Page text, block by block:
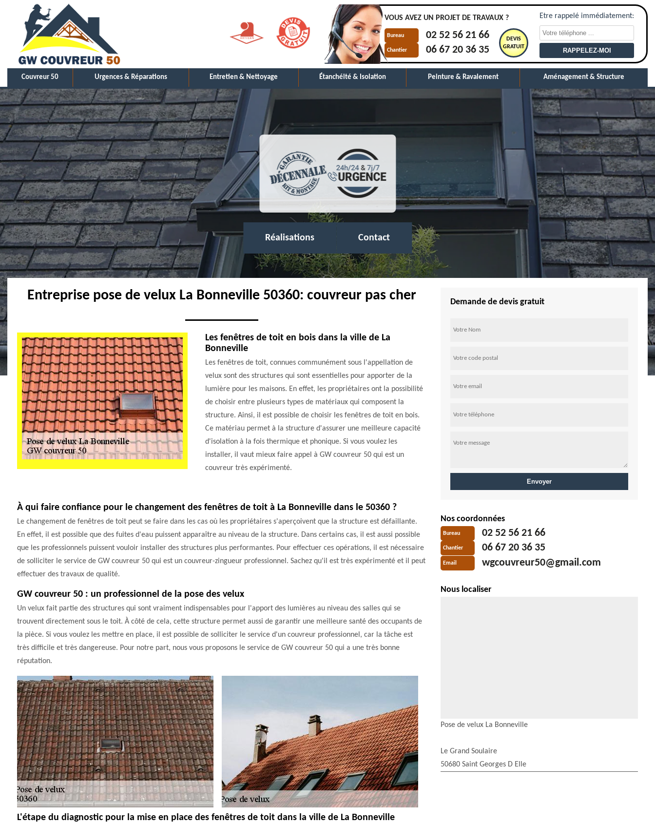
VOUS AVEZ UN PROJET DE TRAVAUX ?
Bureau 02 52 56 21 66
Chantier 06 67 20 36 35
DEVIS
GRATUIT
Etre rappelé immédiatement:
Couvreur 50 Urgences & Réparations Entretien & Nettoyage Étanchéité & Isolation Peinture & Ravalement Aménagement & Structure
Réalisations Contact
Entreprise pose de velux La Bonneville 50360: couvreur pas cher
Les fenêtres de toit en bois dans la ville de La
Bonneville
Les fenêtres de toit, connues communément sous l'appellation de
velux sont des structures qui sont essentielles pour apporter de la
lumière pour les maisons. En effet, les propriétaires ont la possibilité
de choisir entre plusieurs types de matériaux qui composent la
structure. Ainsi, il est possible de choisir les fenêtres de toit en bois.
Ce matériau permet à la structure d'assurer une meilleure capacité
d'isolation à la fois thermique et phonique. Si vous voulez les
installer, il vaut mieux faire appel à GW couvreur 50 qui est un
couvreur très expérimenté.
À qui faire confiance pour le changement des fenêtres de toit à La Bonneville dans le 50360 ?
Le changement de fenêtres de toit peut se faire dans les cas où les propriétaires s'aperçoivent que la structure est défaillante.
En effet, il est possible que des fuites d'eau puissent apparaître au niveau de la structure. Dans certains cas, il est aussi possible
que les professionnels puissent vouloir installer des structures plus performantes. Pour effectuer ces opérations, il est nécessaire
de solliciter le service de GW couvreur 50 qui est un couvreur-zingueur professionnel. Sachez qu'il est très expérimenté et il peut
effectuer des travaux de qualité.
GW couvreur 50 : un professionnel de la pose des velux
Un velux fait partie des structures qui sont vraiment indispensables pour l'apport des lumières au niveau des salles qui se
trouvent directement sous le toit. À côté de cela, cette structure permet aussi de garantir une meilleure santé des occupants de
la pièce. Si vous voulez les mettre en place, il est possible de solliciter le service d'un couvreur professionnel, car la tâche est
très difficile et très dangereuse. Pour notre part, nous vous proposons le service de GW couvreur 50 qui a une très bonne
réputation.
L'étape du diagnostic pour la mise en place des fenêtres de toit dans la ville de La Bonneville
Demande de devis gratuit
Nos coordonnées
Bureau 02 52 56 21 66
Chantier 06 67 20 36 35
Email wgcouvreur50@gmail.com
Nous localiser
Pose de velux La Bonneville
Le Grand Soulaire
50680 Saint Georges D Elle